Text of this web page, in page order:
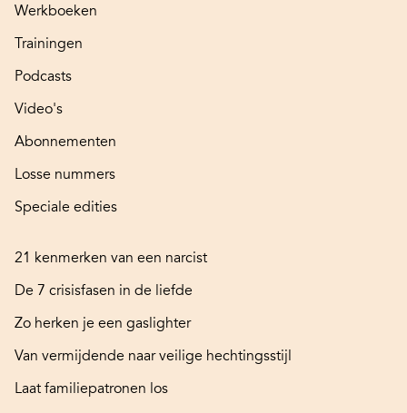
Werkboeken
Trainingen
Podcasts
Video's
Abonnementen
Losse nummers
Speciale edities
21 kenmerken van een narcist
De 7 crisisfasen in de liefde
Zo herken je een gaslighter
Van vermijdende naar veilige hechtingsstijl
Laat familiepatronen los